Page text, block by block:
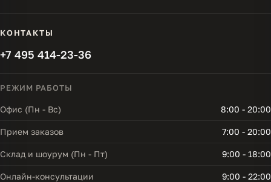
КОНТАКТЫ
+7 495 414-23-36
РЕЖИМ РАБОТЫ
Офис (Пн - Вс) 8:00 - 20:00
Прием заказов 7:00 - 20:00
Склад и шоурум (Пн - Пт) 9:00 - 18:00
Онлайн-консультации 9:00 - 22:00